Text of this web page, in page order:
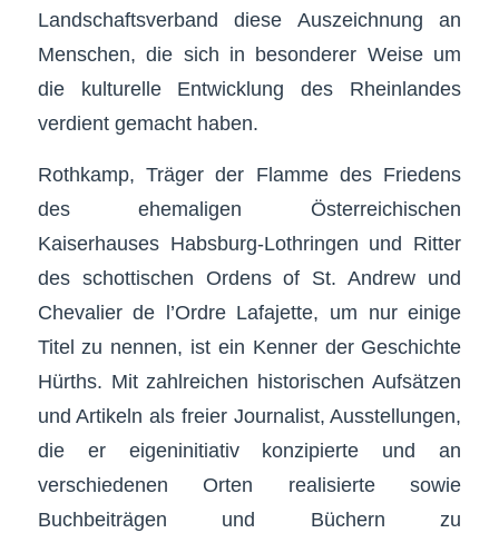
Landschaftsverband diese Auszeichnung an
Menschen, die sich in besonderer Weise um
die kulturelle Entwicklung des Rheinlandes
verdient gemacht haben.
Rothkamp, Träger der Flamme des Friedens
des ehemaligen Österreichischen
Kaiserhauses Habsburg-Lothringen und Ritter
des schottischen Ordens of St. Andrew und
Chevalier de l’Ordre Lafajette, um nur einige
Titel zu nennen, ist ein Kenner der Geschichte
Hürths. Mit zahlreichen historischen Aufsätzen
und Artikeln als freier Journalist, Ausstellungen,
die er eigeninitiativ konzipierte und an
verschiedenen Orten realisierte sowie
Buchbeiträgen und Büchern zu